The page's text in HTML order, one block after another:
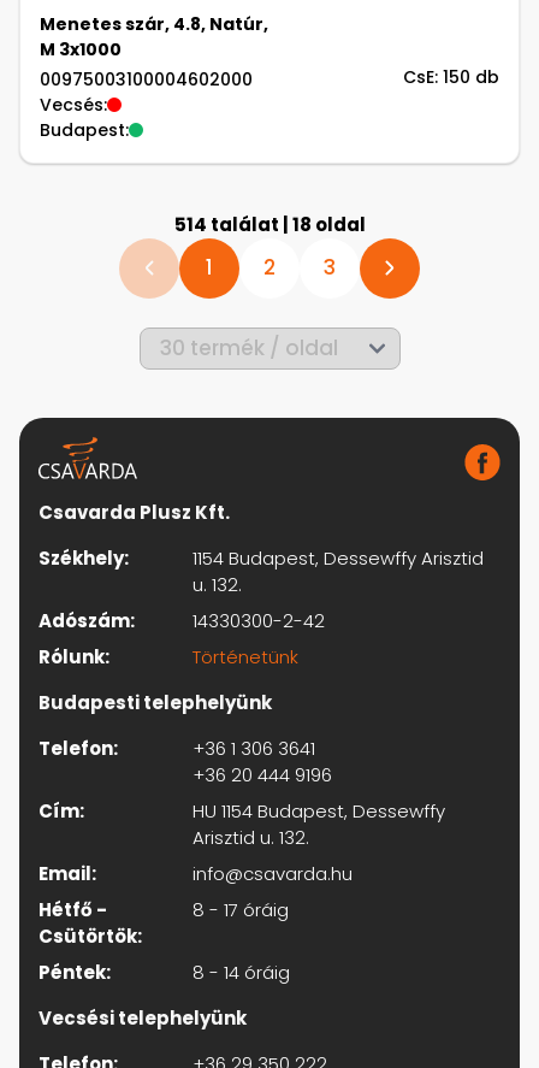
Menetes szár, 4.8, Natúr,
M 3x1000
00975003100004602000
Vecsés:
Budapest:
CsE: 150 db
514 találat | 18 oldal
1 2 3
Csavarda Plusz Kft.
Székhely:
1154 Budapest, Dessewffy Arisztid
u. 132.
Adószám:
14330300-2-42
Rólunk:
Történetünk
Budapesti telephelyünk
Telefon:
+36 1 306 3641
+36 20 444 9196
Cím:
HU 1154 Budapest, Dessewffy
Arisztid u. 132.
Email:
info@csavarda.hu
Hétfő -
Csütörtök:
8 - 17 óráig
Péntek:
8 - 14 óráig
Vecsési telephelyünk